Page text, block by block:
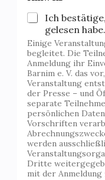
-
M
i
l
/
Ich
gelesen habe.
Einige
begleitet. Die
Anmeldung ihr
Barnim e. V. das
Veranstaltung
der Presse – und
separate
persönlichen
Vorschriften
werden
Dritte
mit der Anmeldung